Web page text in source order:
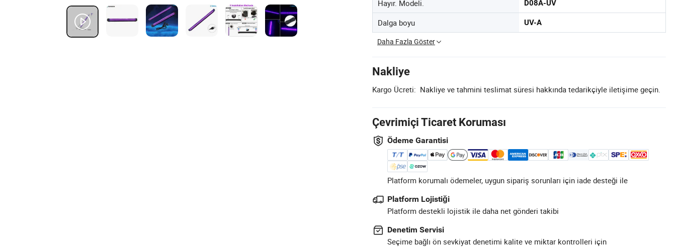
Hayır. Modeli. D08A-UV
Dalga boyu UV-A
Daha Fazla Göster
Nakliye
Kargo Ücreti: Nakliye ve tahmini teslimat süresi hakkında tedarikçiyle iletişime geçin.
Çevrimiçi Ticaret Koruması
Ödeme Garantisi
Platform korumalı ödemeler, uygun sipariş sorunları için iade desteği ile
Platform Lojistiği
Platform destekli lojistik ile daha net gönderi takibi
Denetim Servisi
Seçime bağlı ön sevkiyat denetimi kalite ve miktar kontrolleri için